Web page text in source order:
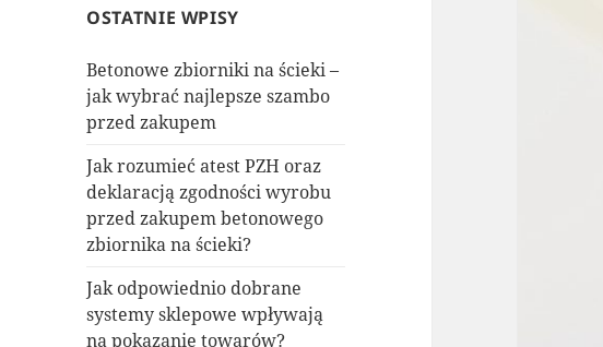
OSTATNIE WPISY
Betonowe zbiorniki na ścieki –
jak wybrać najlepsze szambo
przed zakupem
Jak rozumieć atest PZH oraz
deklaracją zgodności wyrobu
przed zakupem betonowego
zbiornika na ścieki?
Jak odpowiednio dobrane
systemy sklepowe wpływają
na pokazanie towarów?